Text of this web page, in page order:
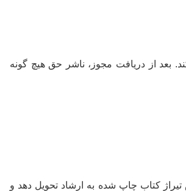
بعد از دریافت مجوز، ناشر حق هیچ گونه
کتاب چاپ شده به ارشاد تحویل دهد و